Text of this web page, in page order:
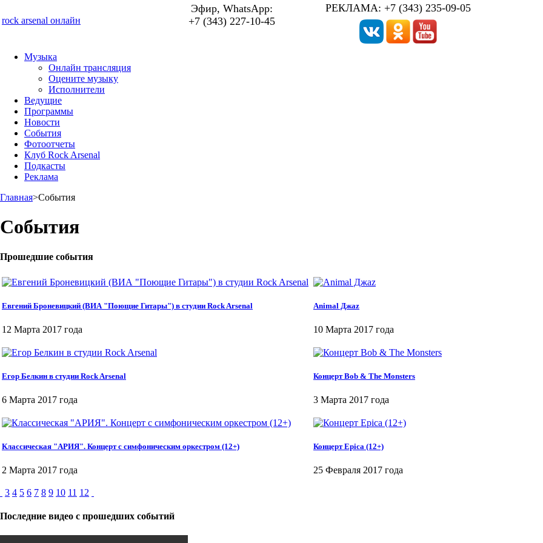
rock arsenal онлайн
Эфир, WhatsApp:
+7 (343) 227-10-45
РЕКЛАМА: +7 (343) 235-09-05
Музыка
Онлайн трансляция
Оцените музыку
Исполнители
Ведущие
Программы
Новости
События
Фотоотчеты
Клуб Rock Arsenal
Подкасты
Реклама
Главная>События
События
Прошедшие события
Евгений Броневицкий (ВИА "Поющие Гитары") в студии Rock Arsenal
12 Марта 2017 года
Animal Джаz
10 Марта 2017 года
Егор Белкин в студии Roсk Arsenal
6 Марта 2017 года
Концерт Bob & The Monsters
3 Марта 2017 года
Классическая "АРИЯ". Концерт с симфоническим оркестром (12+)
2 Марта 2017 года
Концерт Epica (12+)
25 Февраля 2017 года
3 4 5 6 7 8 9 10 11 12
Последние видео с прошедших событий